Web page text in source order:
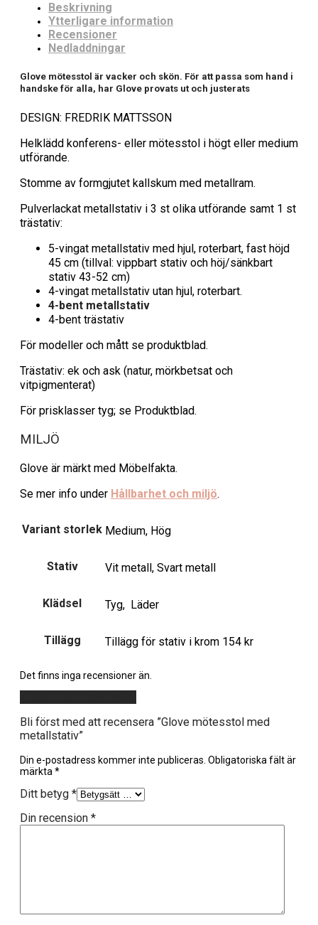
Beskrivning
Ytterligare information
Recensioner
Nedladdningar
Glove mötesstol är vacker och skön. För att passa som hand i
handske för alla, har Glove provats ut och justerats
DESIGN: FREDRIK MATTSSON
Helklädd konferens- eller mötesstol i högt eller medium
utförande.
Stomme av formgjutet kallskum med metallram.
Pulverlackat metallstativ i 3 st olika utförande samt 1 st
trästativ:
5-vingat metallstativ med hjul, roterbart, fast höjd
45 cm (tillval: vippbart stativ och höj/sänkbart
stativ 43-52 cm)
4-vingat metallstativ utan hjul, roterbart.
4-bent metallstativ
4-bent trästativ
För modeller och mått se produktblad.
Trästativ: ek och ask (natur, mörkbetsat och
vitpigmenterat)
För prisklasser tyg; se Produktblad.
MILJÖ
Glove är märkt med Möbelfakta.
Se mer info under Hållbarhet och miljö.
Variant storlek Medium, Hög
Stativ Vit metall, Svart metall
Klädsel Tyg, Läder
Tillägg Tillägg för stativ i krom 154 kr
Det finns inga recensioner än.
Bli först med att recensera ”Glove mötesstol med
metallstativ”
Din e-postadress kommer inte publiceras. Obligatoriska fält är
märkta *
Ditt betyg *
Din recension *